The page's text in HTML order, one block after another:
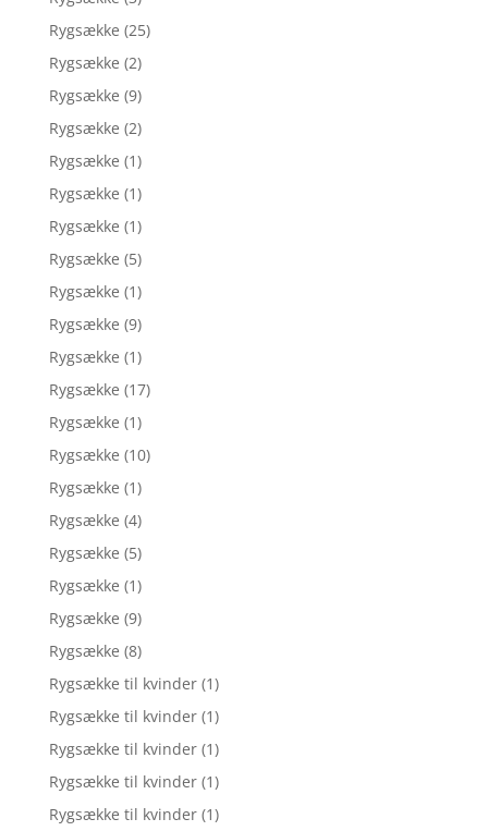
Rygsække (25)
Rygsække (2)
Rygsække (9)
Rygsække (2)
Rygsække (1)
Rygsække (1)
Rygsække (1)
Rygsække (5)
Rygsække (1)
Rygsække (9)
Rygsække (1)
Rygsække (17)
Rygsække (1)
Rygsække (10)
Rygsække (1)
Rygsække (4)
Rygsække (5)
Rygsække (1)
Rygsække (9)
Rygsække (8)
Rygsække til kvinder (1)
Rygsække til kvinder (1)
Rygsække til kvinder (1)
Rygsække til kvinder (1)
Rygsække til kvinder (1)